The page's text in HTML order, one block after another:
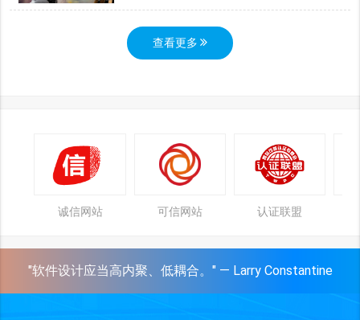
查看更多
诚信网站 可信网站 认证联盟
"软件设计应当高内聚、低耦合。" — Larry Constantine